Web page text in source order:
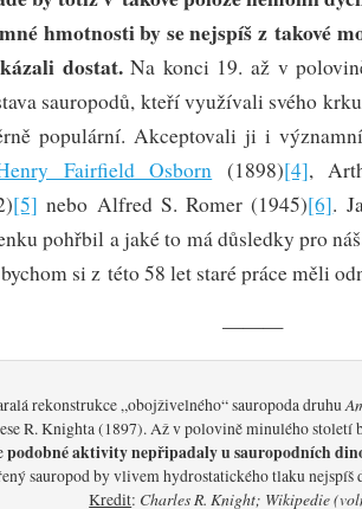
hmotnosti by se nejspíš z takové
dostat.Na konci 19. až v
sauropodů, kteří využívali svého
populární. Akceptovali ji i
Fairfield Osborn (1898)[4],
[5] nebo Alfred S. Romer (1945)[6].
pohřbil a jaké to má důsledky pro
si z této 58 let staré práce měli
———
rekonstrukce „obojživelného“ sauropoda druhu
R. Knighta (1897). Až v polovině minulého století
podobné aktivity nepřipadaly u sauropodních
sauropod by vlivem hydrostatického tlaku
Kredit: Charles R. Knight; Wikipedie